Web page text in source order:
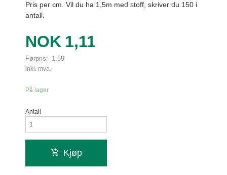
Pris per cm. Vil du ha 1,5m med stoff, skriver du 150 i
antall.
Tilbud
NOK 1,11
Førpris: 1,59
Rabatt
inkl. mva.
På lager
Antall
Kjøp